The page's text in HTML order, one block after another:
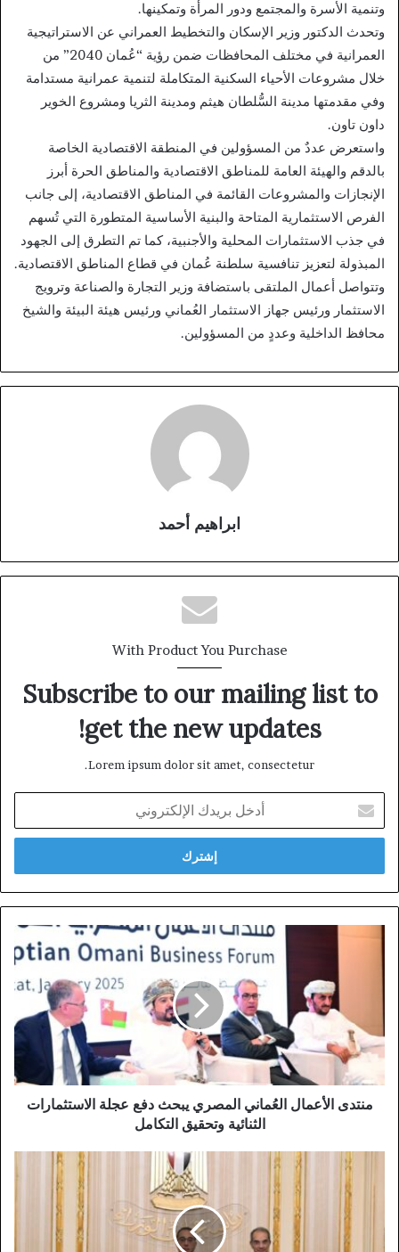
وتنمية الأسرة والمجتمع ودور المرأة وتمكينها.
وتحدث الدكتور وزير الإسكان والتخطيط العمراني عن الاستراتيجية
العمرانية في مختلف المحافظات ضمن رؤية “عُمان 2040” من
خلال مشروعات الأحياء السكنية المتكاملة لتنمية عمرانية مستدامة
وفي مقدمتها مدينة السُّلطان هيثم ومدينة الثريا ومشروع الخوير
داون تاون.
واستعرض عددٌ من المسؤولين في المنطقة الاقتصادية الخاصة
بالدقم والهيئة العامة للمناطق الاقتصادية والمناطق الحرة أبرز
الإنجازات والمشروعات القائمة في المناطق الاقتصادية، إلى جانب
الفرص الاستثمارية المتاحة والبنية الأساسية المتطورة التي تُسهم
في جذب الاستثمارات المحلية والأجنبية، كما تم التطرق إلى الجهود
المبذولة لتعزيز تنافسية سلطنة عُمان في قطاع المناطق الاقتصادية.
وتتواصل أعمال الملتقى باستضافة وزير التجارة والصناعة وترويج
الاستثمار ورئيس جهاز الاستثمار العُماني ورئيس هيئة البيئة والشيخ
محافظ الداخلية وعددٍ من المسؤولين.
ابراهيم أحمد
With Product You Purchase
Subscribe to our mailing list to
get the new updates!
Lorem ipsum dolor sit amet, consectetur.
بريدك
الإلكتروني
منتدى الأعمال العُماني المصري يبحث دفع عجلة الاستثمارات
الثنائية وتحقيق التكامل